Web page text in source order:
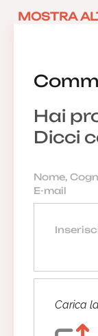
Hai
Dicci
Carica
26/11/
11/11/
17/10/
MOSTRA